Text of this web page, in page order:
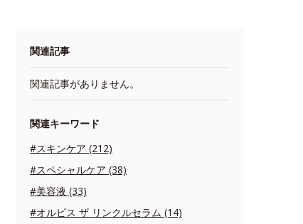
関連記事
関連記事がありません。
関連キーワード
#スキンケア (212)
#スペシャルケア (38)
#美容液 (33)
#オルビス ザ リンクルセラム (14)